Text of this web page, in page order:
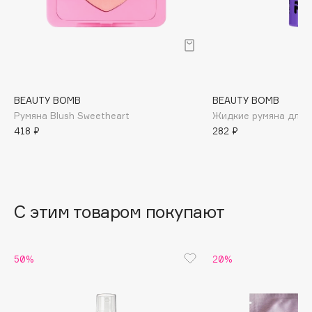
Banderas
Basicare
Batiste
beautyblender
Beverly Hills Polo Club
BEAUTY BOMB
Румяна Blush Sweetheart
418 ₽
BEAUTY BOMB
Жидкие румяна для
282 ₽
С этим товаром покупают
50% 20%